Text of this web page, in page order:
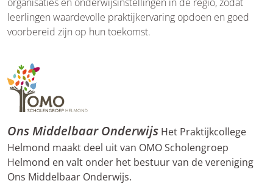
leerlingen waardevolle praktijkervaring opdoen en goed
voorbereid zijn op hun toekomst.
Ons Middelbaar Onderwijs Het Praktijkcollege
Helmond maakt deel uit van OMO Scholengroep
Helmond en valt onder het bestuur van de vereniging
Ons Middelbaar Onderwijs.